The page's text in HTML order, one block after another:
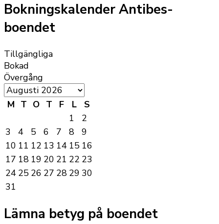
Bokningskalender Antibes-
boendet
Tillgängliga
Bokad
Övergång
M T O T F L
S
1
2
3
4 5 6 7 8
9
10 11 12 13 14 15 16
17 18 19 20 21 22 23
24 25 26 27 28 29 30
31
Lämna betyg på boendet